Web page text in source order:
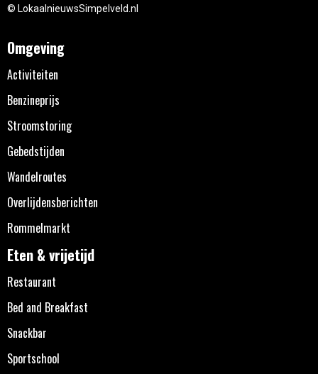
© LokaalnieuwsSimpelveld.nl
Omgeving
Activiteiten
Benzineprijs
Stroomstoring
Gebedstijden
Wandelroutes
Overlijdensberichten
Rommelmarkt
Eten & vrijetijd
Restaurant
Bed and Breakfast
Snackbar
Sportschool